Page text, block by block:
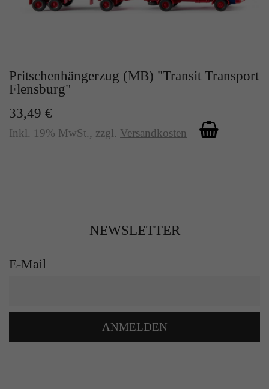
Pritschenhängerzug (MB) "Transit Transport
Flensburg"
33,49 €
Inkl. 19% MwSt., zzgl. Versandkosten
NEWSLETTER
E-Mail
ANMELDEN